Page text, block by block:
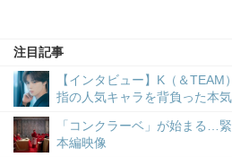
注目記事
【インタビュー】K（＆
指の人気キャラを背負った本
「コンクラーベ」が始まる…
本編映像